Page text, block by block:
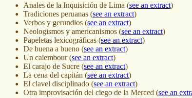
Anales de la Inquisición de Lima (see an extract)
Tradiciones peruanas (see an extract)
Verbos y gerundios (see an extract)
Neologismos y americanismos (see an extract)
Papeletas lexicográficas (see an extract)
De buena a bueno (see an extract)
Un calembour (see an extract)
El carajo de Sucre (see an extract)
La cena del capitán (see an extract)
El clavel disciplinado (see an extract)
Otra improvisación del ciego de la Merced (see an